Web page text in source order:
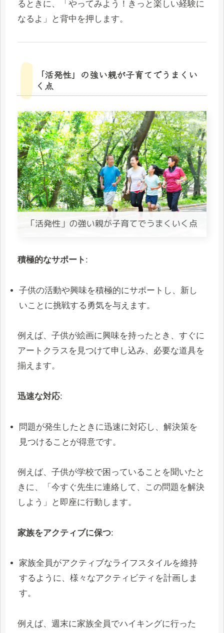
るときに、「やってみよう！きっと楽しい経験に
なるよ」と背中を押します。
「活発性」の強い親が子育てでうまくい
く点
積極的なサポート :
子供の活動や興味を積極的にサポートし、新し
いことに挑戦する勇気を与えます。
例えば、子供が絵画に興味を持ったとき、すぐに
アートクラスを見つけて申し込み、必要な道具を
揃えます。
迅速な対応:
問題が発生したときに迅速に対応し、解決策を
見つけることが得意です。
例えば、子供が学校で困っていることを聞いたと
きに、「今すぐ先生に連絡して、この問題を解決
しよう」と即座に行動します。
家族をアクティブに保つ:
家族全員がアクティブなライフスタイルを維持
するように、様々なアクティビティを計画しま
す。
例えば、週末に家族全員でハイキングに行った